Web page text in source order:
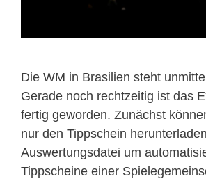
Die WM in Brasilien steht
Gerade noch rechtzeitig ist das
fertig geworden. Zunächst
nur den Tippschein
Auswertungsdatei um
Tippscheine einer